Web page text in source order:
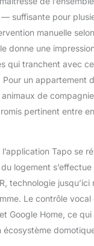
même dans
𝐄𝐓 𝐋𝐀𝐕𝐄𝐔𝐑 -
tandis que
les taches
300 ml couvre 200
en profondeur
𝐉𝐔𝐒𝐐𝐔'À 𝟏𝟓𝟎
𝐂𝐎𝐍𝐓𝐈𝐍𝐔 - Le robot
à chaque charge
robot retourne
à la station de
est faible, puis
où il s'était arrêté
𝐏𝐄𝐑𝐒𝐎𝐍𝐍𝐀𝐋𝐈𝐒𝐀𝐁𝐋𝐄
Tapo, planifiez le
— suffisante pour
manuelle
donne une
qui tranchent avec
Pour un appartement
de
pertinent entre
Tapo se
logement
technologie jusqu’ici
Le contrôle
Google Home, ce
écosystème